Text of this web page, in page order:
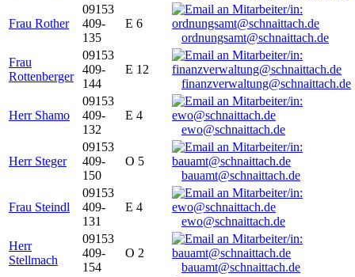
Frau Rother
09153
409-
135
E 6
ordnungsamt@schnaittach.de
Frau
Rottenberger
09153
409-
144
E 12
finanzverwaltung@schnaittach.de
Herr Shamo
09153
409-
132
E 4
ewo@schnaittach.de
Herr Steger
09153
409-
150
O 5
bauamt@schnaittach.de
Frau Steindl
09153
409-
131
E 4
ewo@schnaittach.de
Herr
Stellmach
09153
409-
154
O 2
bauamt@schnaittach.de